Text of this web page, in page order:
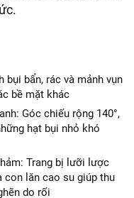
góp, cà thẻ
bụi bẩn, rác và mảnh vụn
bề mặt khác
Góc chiếu rộng 140°,
hạt bụi nhỏ khó
Trang bị lưỡi lược
con lăn cao su giúp thu
do rối